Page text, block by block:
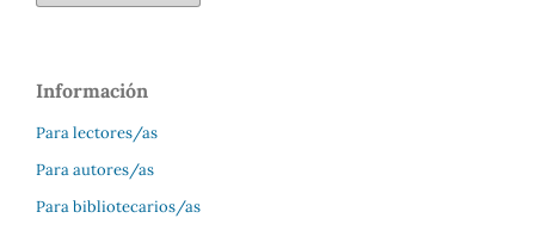
Información
Para lectores/as
Para autores/as
Para bibliotecarios/as